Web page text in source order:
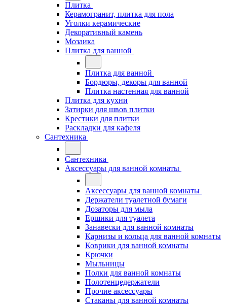
Плитка
Керамогранит, плитка для пола
Уголки керамические
Декоративный камень
Мозаика
Плитка для ванной
Плитка для ванной
Бордюры, декоры для ванной
Плитка настенная для ванной
Плитка для кухни
Затирки для швов плитки
Крестики для плитки
Раскладки для кафеля
Сантехника
Сантехника
Аксессуары для ванной комнаты
Аксессуары для ванной комнаты
Держатели туалетной бумаги
Дозаторы для мыла
Ершики для туалета
Занавески для ванной комнаты
Карнизы и кольца для ванной комнаты
Коврики для ванной комнаты
Крючки
Мыльницы
Полки для ванной комнаты
Полотенцедержатели
Прочие аксессуары
Стаканы для ванной комнаты